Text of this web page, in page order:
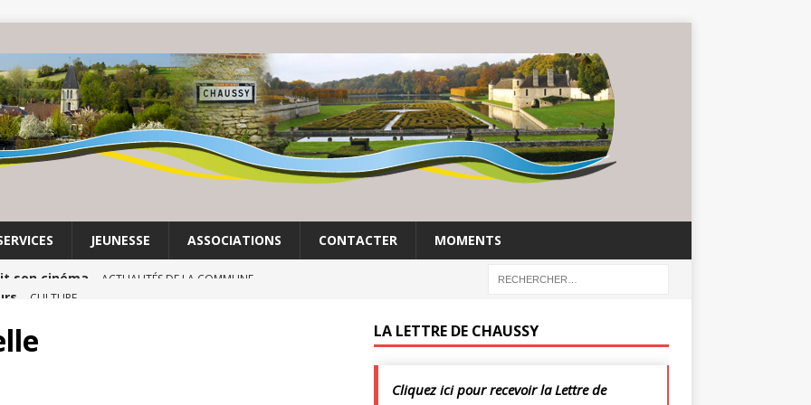
JEUNESSE ASSOCIATIONS CONTACTER MOMENTS
CULTURE
LA LETTRE DE CHAUSSY
Cliquez ici pour recevoir la Lettre de